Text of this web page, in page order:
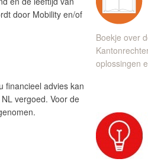
door Mobility en/of
financieel advies kan
vergoed. Voor de
Boekje over
oplossingen